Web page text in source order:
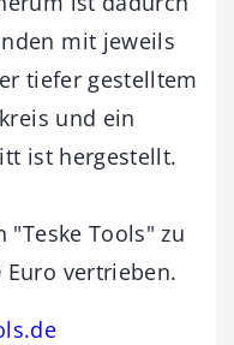
mit jeweils
tiefer gestelltem
und ein
ist hergestellt.
"Teske Tools" zu
vertrieben.